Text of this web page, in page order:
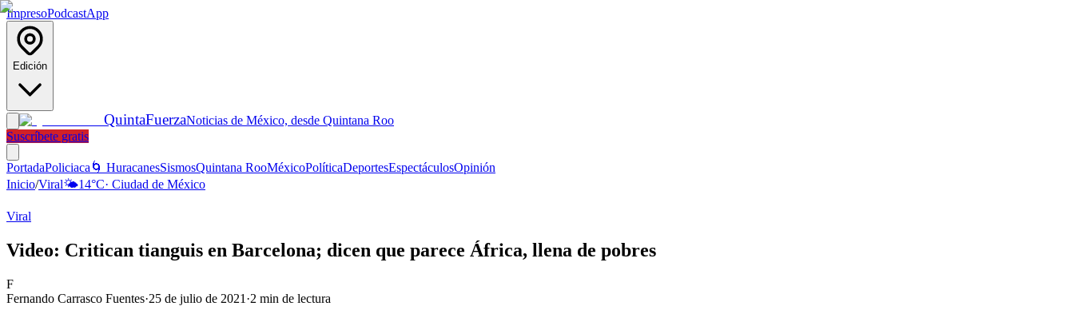
ImpresoPodcastApp
Edición
QuintaFuerzaNoticias de México, desde Quintana Roo
Suscríbete gratis
PortadaPoliciaca 🌀 HuracanesSismosQuintana RooMéxicoPolíticaDeportesEspectáculosOpinión
Inicio/Viral🌤️14°C· Ciudad de México
Viral
Video: Critican tianguis en Barcelona; dicen que parece África, llena de pobres
F
Fernando Carrasco Fuentes·25 de julio de 2021 ·2 min de lectura